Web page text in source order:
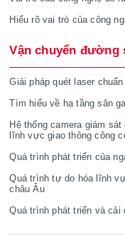
Hiểu rõ vai trò của công
Vận chuyển đường
Giải pháp quét laser
Tìm hiểu về hạ tầng sân
Hệ thống camera giám
lĩnh vực giao thông công
Quá trình phát triển của
Quá trình tự do hóa lĩnh
châu Âu
Quá trình phát triển và cải